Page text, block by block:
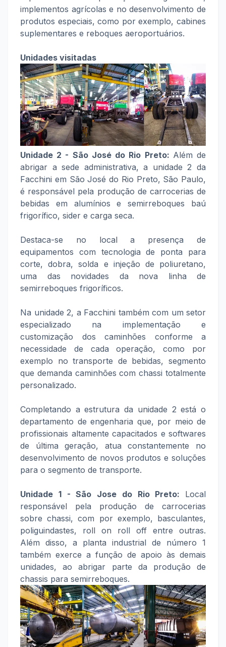
implementos agrícolas e no desenvolvimento de
produtos especiais, como por exemplo, cabines
suplementares e reboques aeroportuários.
Unidades visitadas
Unidade 2 - São José do Rio Preto: Além de
abrigar a sede administrativa, a unidade 2 da
Facchini em São José do Rio Preto, São Paulo,
é responsável pela produção de carrocerias de
bebidas em alumínios e semirreboques baú
frigorífico, sider e carga seca.
Destaca-se no local a presença de
equipamentos com tecnologia de ponta para
corte, dobra, solda e injeção de poliuretano,
uma das novidades da nova linha de
semirreboques frigoríficos.
Na unidade 2, a Facchini também com um setor
especializado na implementação e
customização dos caminhões conforme a
necessidade de cada operação, como por
exemplo no transporte de bebidas, segmento
que demanda caminhões com chassi totalmente
personalizado.
Completando a estrutura da unidade 2 está o
departamento de engenharia que, por meio de
profissionais altamente capacitados e softwares
de última geração, atua constantemente no
desenvolvimento de novos produtos e soluções
para o segmento de transporte.
Unidade 1 - São Jose do Rio Preto: Local
responsável pela produção de carrocerias
sobre chassi, com por exemplo, basculantes,
poliguindastes, roll on roll off entre outras.
Além disso, a planta industrial de número 1
também exerce a função de apoio às demais
unidades, ao abrigar parte da produção de
chassis para semirreboques.